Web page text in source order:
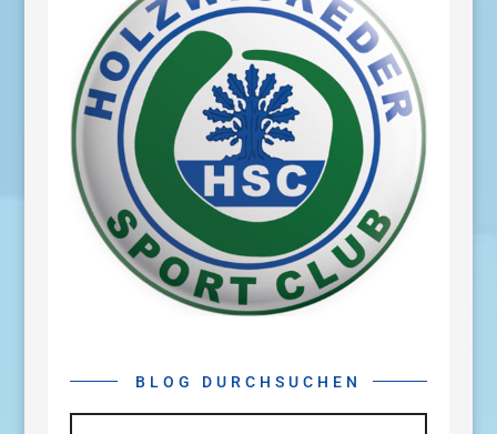
BLOG DURCHSUCHEN